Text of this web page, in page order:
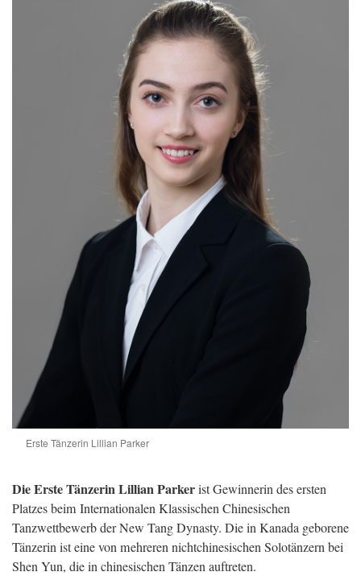
Erste Tänzerin Lillian Parker
Die Erste Tänzerin Lillian Parkerist Gewinnerin des ersten
Platzes beim Internationalen Klassischen Chinesischen
Tanzwettbewerb der New Tang Dynasty. Die in Kanada geborene
Tänzerin ist eine von mehreren nichtchinesischen Solotänzern bei
Shen Yun, die in chinesischen Tänzen auftreten.